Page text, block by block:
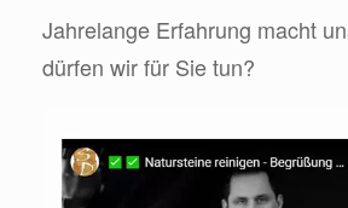
Jahrelange Erfahrung macht
dürfen wir für Sie tun?